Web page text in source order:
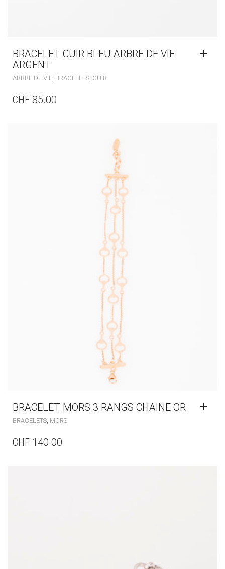
BRACELET CUIR BLEU ARBRE DE VIE
ARGENT
ARBRE DE VIE, BRACELETS, CUIR
CHF 85.00
BRACELET MORS 3 RANGS CHAINE OR
BRACELETS, MORS
CHF 140.00